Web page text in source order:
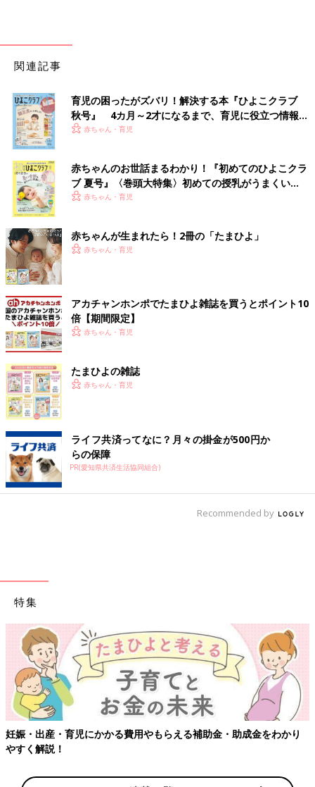
関連記事
育児の困ったがズバリ！解決する本『ひよこクラブ
秋号』 4カ月～2才になるまで、育児に役立つ情報が
いっぱい！
赤ちゃん・育児
赤ちゃんのお世話まるわかり！『初めてのひよこクラ
ブ 夏号』〈巻頭大特集〉初めての授乳がうまくい
く！ おっぱい・ミルクの基本と夏のトラブル 解決テ
赤ちゃん・育児
赤ちゃんが生まれたら！2冊の「たまひよ」
赤ちゃん・育児
アカチャンホンポでたまひよ雑誌を買うとポイント10
倍【期間限定】
赤ちゃん・育児
たまひよの雑誌
赤ちゃん・育児
ライフ共済ってなに？月々の掛金が500円か
らの保障
PR(愛知県共済生活協同組合)
Recommended by
特集
妊娠・出産・育児にかかる費用やもらえる補助金・助成金をわかり
やすく解説！